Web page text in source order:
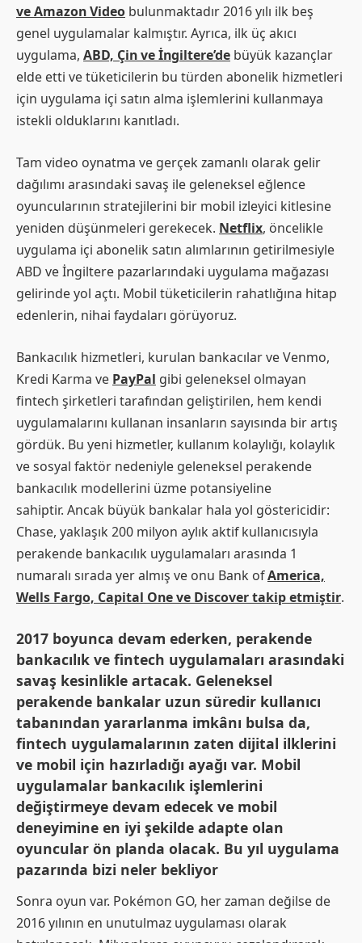
ve Amazon Video bulunmaktadır 2016 yılı ilk beş
genel uygulamalar kalmıştır. Ayrıca, ilk üç akıcı
uygulama, ABD, Çin ve İngiltere’de büyük kazançlar
elde etti ve tüketicilerin bu türden abonelik hizmetleri
için uygulama içi satın alma işlemlerini kullanmaya
istekli olduklarını kanıtladı.
Tam video oynatma ve gerçek zamanlı olarak gelir
dağılımı arasındaki savaş ile geleneksel eğlence
oyuncularının stratejilerini bir mobil izleyici kitlesine
yeniden düşünmeleri gerekecek. Netflix, öncelikle
uygulama içi abonelik satın alımlarının getirilmesiyle
ABD ve İngiltere pazarlarındaki uygulama mağazası
gelirinde yol açtı. Mobil tüketicilerin rahatlığına hitap
edenlerin, nihai faydaları görüyoruz.
Bankacılık hizmetleri, kurulan bankacılar ve Venmo,
Kredi Karma ve PayPal gibi geleneksel olmayan
fintech şirketleri tarafından geliştirilen, hem kendi
uygulamalarını kullanan insanların sayısında bir artış
gördük. Bu yeni hizmetler, kullanım kolaylığı, kolaylık
ve sosyal faktör nedeniyle geleneksel perakende
bankacılık modellerini üzme potansiyeline
sahiptir. Ancak büyük bankalar hala yol göstericidir:
Chase, yaklaşık 200 milyon aylık aktif kullanıcısıyla
perakende bankacılık uygulamaları arasında 1
numaralı sırada yer almış ve onu Bank ofAmerica,
Wells Fargo, Capital One ve Discover takip etmiştir.
2017 boyunca devam ederken, perakende
bankacılık ve fintech uygulamaları arasındaki
savaş kesinlikle artacak. Geleneksel
perakende bankalar uzun süredir kullanıcı
tabanından yararlanma imkânı bulsa da,
fintech uygulamalarının zaten dijital ilklerini
ve mobil için hazırladığı ayağı var. Mobil
uygulamalar bankacılık işlemlerini
değiştirmeye devam edecek ve mobil
deneyimine en iyi şekilde adapte olan
oyuncular ön planda olacak. Bu yıl uygulama
pazarında bizi neler bekliyor
Sonra oyun var. Pokémon GO, her zaman değilse de
2016 yılının en unutulmaz uygulaması olarak